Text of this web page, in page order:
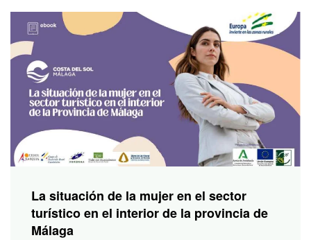
La situación de la mujer en el sector
turístico en el interior de la provincia de
Málaga